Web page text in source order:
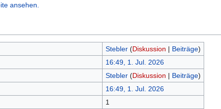
ansehen.
Stebler (Diskussion | Beiträge)
16:49, 1. Jul. 2026
Stebler (Diskussion | Beiträge)
16:49, 1. Jul. 2026
1